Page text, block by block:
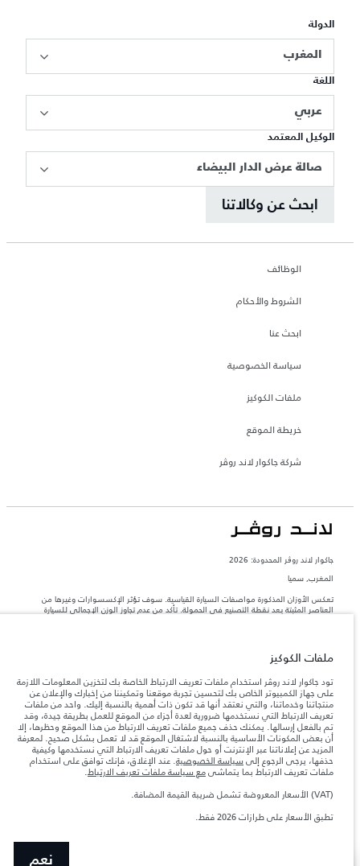
الدولة
المغرب
اللغة
عربي
الوكيل المعتمد
صالة عرض الدار البيضاء
ابحث عن وكالاتنا
الوظائف
الشروط والأحكام
ابحث عنا
سياسة الخصوصية
ملفات الكوكيز
خريطة الموقع
شركة جاكوار لاند روڤر
جاكوار لاند روڨر المحدودة: 2026
المغرب, سميا
تعكس الأوزان المذكورة مواصفات السيارة القياسية. سوف تؤثر الإكسسوارات وغيرها من
العناصر المثبتة بعد نقطة التصنيع في الحمولة. تأكد من عدم تجاوز الوزن الإجمالي للسيارة
المعلومات والمواصفات والأسعار والألوان المذكورة على هذا الموقع قد تختلف من بلد إلى
آخر، كما أنّها قد تتغير بدون إشعار مسبق. الرجاء التواصل مع وكيلنا المحلي للتأكد من توفّرها
والتحقق من الأسعار.
ملاحظة مهمة حول الصور والمواصفات.إن النقص العالمي في أشباه الموصلات يؤثر حاليًا
في مواصفات تصميم السيارات وتوفر الخيارات وتوقيتات التصاميم. هذا ظرف ديناميكي
للغاية، ونتيجة لذلك، قد لا تمثّل الصور المستخدَمة ضمن موقع الويب حاليًا المواصفات الحالية
بالكامل بالنسبة إلى الميزات والخيارات والحلية ومجموعات الألوان. يرجى استشارة وكيلك الذي
سيتمكّن من تأكيد أي تقييدات حالية معك للسماح لك باتخاذ قرار مدروس
الأرقام المقدمة هي نتيجة لاختبارات المصنع الرسمية وفقاً لتشريعات الاتحاد الأوروبي. قد
يتباين استهلك الوقود الفعلي للمركبة عن ذلك المتحقق في تلك الاختبارات كما أن هذه
الأرقام بغرض المقارنة فحسب.
تطبالأسعار تنطبق فقط على الطرازات المصنعة في عام 2026.
ملفات الكوكيز
تود جاكوار لاند روڤر استخدام ملفات تعريف الارتباط الخاصة بك لتخزين المعلومات اللازمة
على جهاز الكمبيوتر الخاص بك لتحسين تجربة موقعنا وتمكيننا من إخبارك والإعلان عن
منتجاتنا وخدماتنا، والتي نعتقد أنها قد تكون ذات أهمية بالنسبة إليك. واحد من ملفات
تعريف الارتباط التي نستخدمها ضرورية لعدة أجزاء من الموقع للعمل بطريقة جيدة، وقد
تم بالفعل إرسالها. يمكنك حذف جميع ملفات تعريف الارتباط من هذا الموقع وحظرها، إلا
أن بعض المكونات الأساسية بالنسبة لاشتغال الموقع قد لا تعمل بشكل صحيح. لمعرفة
المزيد عن إعلاناتنا عبر الإنترنت أو حول ملفات تعريف الارتباط التي نستخدمها وكيفية
حذفها، يرجى الرجوع إلى سياسة الخصوصية. عند الإغلاق، فإنك توافق على استخدام
ملفات تعريف الارتباط بما يتماشىمع سياسة ملفات تعريف الارتباط.
(VAT) الأسعار المعروضة تشمل ضريبة القيمة المضافة.
تطبق الأسعار على طرازات 2026 فقط.
نعم